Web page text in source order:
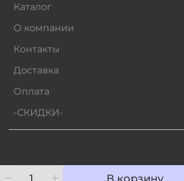
Каталог
О компании
Контакты
Доставка
Оплата
-СКИДКИ-